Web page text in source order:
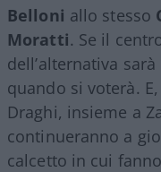
Belloni allo stesso
Moratti. Se il
dell’alternativa
quando si voterà.
Draghi, insieme a
continueranno a
calcetto in cui